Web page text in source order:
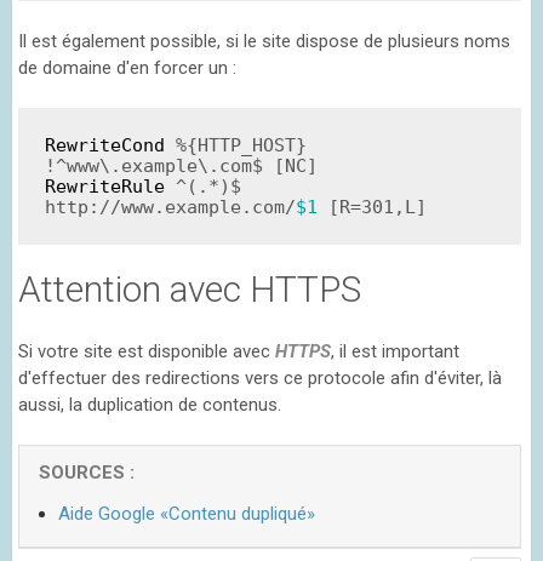
Il est également possible, si le site dispose de plusieurs noms
de domaine d'en forcer un :
RewriteCond %{HTTP_HOST}
!^www\.example\.com$ [NC]
RewriteRule ^(.*)$
http://www.example.com/$1 [R=301,L]
Attention avec HTTPS
Si votre site est disponible avec HTTPS, il est important
d'effectuer des redirections vers ce protocole afin d'éviter, là
aussi, la duplication de contenus.
Aide Google «Contenu dupliqué»